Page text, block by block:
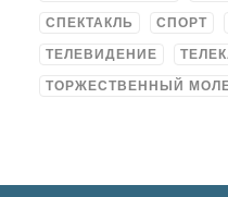
СПЕКТАКЛЬ СПОРТ
ТЕЛЕВИДЕНИЕ
ТОРЖЕСТВЕННЫЙ